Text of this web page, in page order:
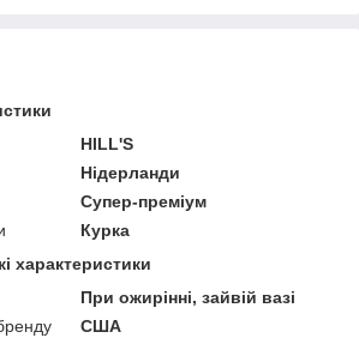
HILL'S
Нідерланди
Супер-преміум
Курка
характеристики
При ожирінні, зайвій вазі
США